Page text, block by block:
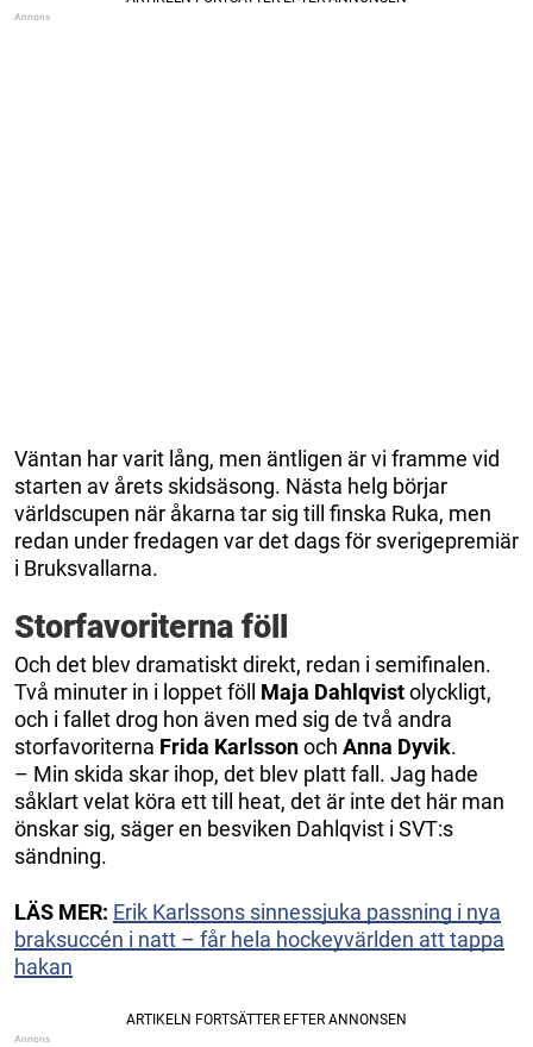
Väntan har varit lång, men äntligen är vi framme vid
starten av årets skidsäsong. Nästa helg börjar
världscupen när åkarna tar sig till finska Ruka, men
redan under fredagen var det dags för sverigepremiär
i Bruksvallarna.
Storfavoriterna föll
Och det blev dramatiskt direkt, redan i semifinalen.
Två minuter in i loppet föll Maja Dahlqvistolyckligt,
och i fallet drog hon även med sig de två andra
storfavoriterna Frida Karlssonoch Anna Dyvik.
– Min skida skar ihop, det blev platt fall. Jag hade
såklart velat köra ett till heat, det är inte det här man
önskar sig, säger en besviken Dahlqvist i SVT:s
sändning.
LÄS MER: Erik Karlssons sinnessjuka passning i nya
braksuccén i natt – får hela hockeyvärlden att tappa
hakan